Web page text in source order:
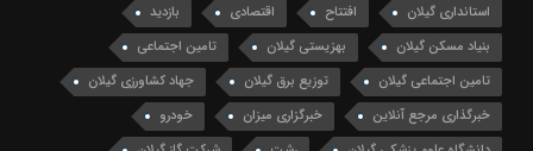
استانداری گیلان
افتتاح اقتصادی
بازدید
بنیاد مسکن گیلان
بهزیستی گیلان
تامین اجتماعی
تامین اجتماعی گیلان
توزیع برق گیلان
جهاد کشاورزی گیلان
خبرگذاری مرجع آنلاین
خبرگزاری میزان
خودرو